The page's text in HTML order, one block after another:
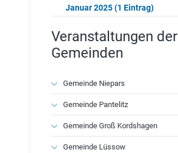
Januar 2025 (1 Eintrag)
Veranstaltungen der
Gemeinden
Navigation
überspringen
Gemeinde Niepars
Gemeinde Pantelitz
Gemeinde Groß Kordshagen
Gemeinde Lüssow